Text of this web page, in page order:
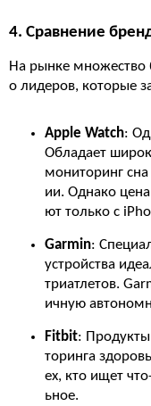
4. Сравнение
На рынке множество
о лидеров, которые
Apple Watch:
Обладает
мониторинг
ии. Однако
ют только с
Garmin:
устройства
триатлетов.
ичную
Fitbit:
торинга
ех, кто ищет
ьное.